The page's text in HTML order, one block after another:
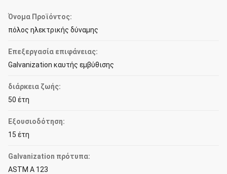
Όνομα Προϊόντος:
πόλος ηλεκτρικής δύναμης
Επεξεργασία επιφάνειας:
Galvanization καυτής εμβύθισης
διάρκεια ζωής:
50 έτη
Εξουσιοδότηση:
15 έτη
Galvanization πρότυπα:
ASTM Α 123